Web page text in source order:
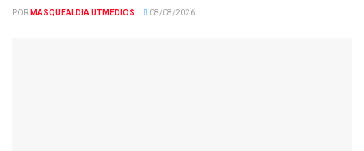
POR MASQUEALDIA UTMEDIOS 08/08/2026